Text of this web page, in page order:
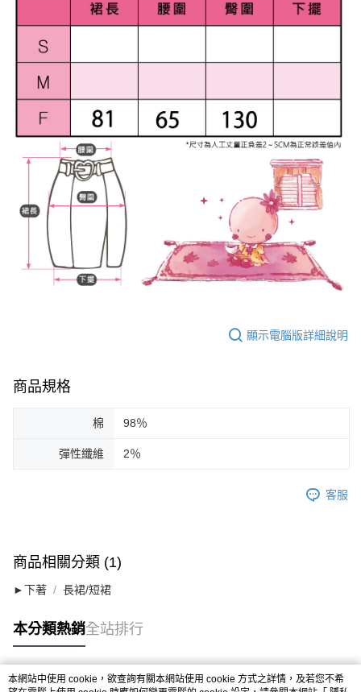
顯示電腦版詳細說明
商品規格
棉 98％
彈性纖維 2％
客服
商品相關分類 (1)
►下著 長裙/短裙
本分類熱銷全站排行
本網站中使用 cookie，欲查詢有關本網站使用 cookie 方式之詳情，及若您不希